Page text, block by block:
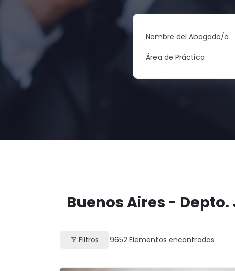
Nombre del Abogado/a
Área de Práctica
Buenos Aires -
Filtros 9652 Elementos encontrados